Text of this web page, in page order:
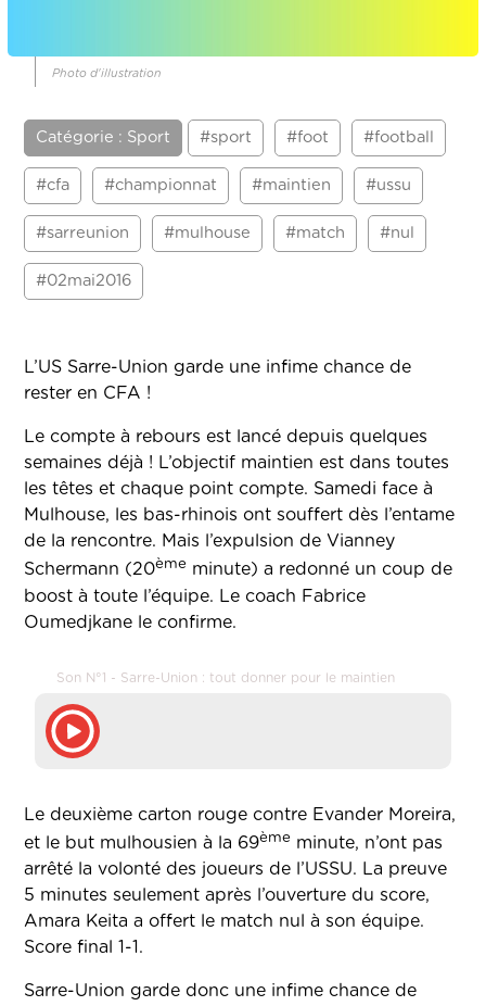
Photo d'illustration
Catégorie : Sport #sport #foot #football
#cfa #championnat #maintien #ussu
#sarreunion #mulhouse #match #nul
#02mai2016
L’US Sarre-Union garde une infime chance de
rester en CFA !
Le compte à rebours est lancé depuis quelques
semaines déjà ! L’objectif maintien est dans toutes
les têtes et chaque point compte. Samedi face à
Mulhouse, les bas-rhinois ont souffert dès l’entame
de la rencontre. Mais l’expulsion de Vianney
Schermann (20ème minute) a redonné un coup de
boost à toute l’équipe. Le coach Fabrice
Oumedjkane le confirme.
Son N°1 - Sarre-Union : tout donner pour le maintien
Le deuxième carton rouge contre Evander Moreira,
et le but mulhousien à la 69ème minute, n’ont pas
arrêté la volonté des joueurs de l’USSU. La preuve
5 minutes seulement après l’ouverture du score,
Amara Keita a offert le match nul à son équipe.
Score final 1-1.
Sarre-Union garde donc une infime chance de